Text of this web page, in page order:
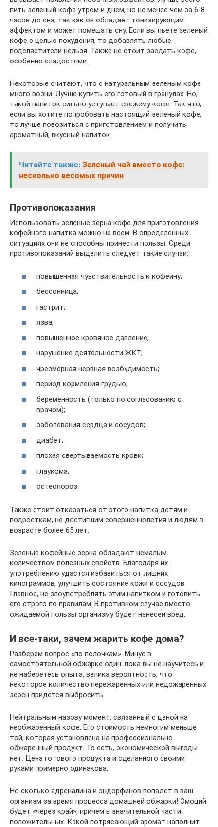
пить зеленый кофе утром и днем, но не менее чем за 6-8
часов до сна, так как он обладает тонизирующим
эффектом и может помешать сну. Если вы пьете зеленый
кофе с целью похудения, то добавлять любые
подсластители нельзя. Также не стоит заедать кофе,
особенно сладостями.
Некоторые считают, что с натуральным зеленым кофе
много возни. Лучше купить его готовый в гранулах. Но,
такой напиток сильно уступает свежему кофе. Так что,
если вы хотите попробовать настоящий зеленый кофе,
то лучше повозиться с приготовлением и получить
ароматный, вкусный напиток.
Читайте также: Зеленый чай вместо кофе:
несколько весомых причин
Противопоказания
Использовать зеленые зерна кофе для приготовления
кофейного напитка можно не всем. В определенных
ситуациях они не способны принести пользы. Среди
противопоказаний выделить следует такие случаи:
повышенная чувствительность к кофеину;
бессонница;
гастрит;
язва;
повышенное кровяное давление;
нарушение деятельности ЖКТ;
чрезмерная нервная возбудимость;
период кормления грудью;
беременность (только по согласованию с
врачом);
заболевания сердца и сосудов;
диабет;
плохая свертываемость крови;
глаукома;
остеопороз.
Также стоит отказаться от этого напитка детям и
подросткам, не достигшим совершеннолетия и людям в
возрасте более 65 лет.
Зеленые кофейные зерна обладают немалым
количеством полезных свойств. Благодаря их
употреблению удастся избавиться от лишних
килограммов, улучшить состояние кожи и сосудов.
Главное, не злоупотреблять этим напитком и готовить
его строго по правилам. В противном случае вместо
ожидаемой пользы организму будет нанесен вред.
И все-таки, зачем жарить кофе дома?
Разберем вопрос «по полочкам». Минус в
самостоятельной обжарке один: пока вы не научитесь и
не наберетесь опыта, велика вероятность, что
некоторое количество пережаренных или недожаренных
зерен придется выбросить.
Нейтральным назову момент, связанный с ценой на
необжаренный кофе. Его стоимость немногим меньше
той, которая установлена на профессионально
обжаренный продукт. То есть, экономической выгоды
нет. Цена готового продукта и сделанного своими
руками примерно одинакова.
Но сколько адреналина и эндорфинов попадет в ваш
организм за время процесса домашней обжарки! Эмоций
будет «через край», причем в значительной части
положительных. Какой потрясающий аромат наполнит